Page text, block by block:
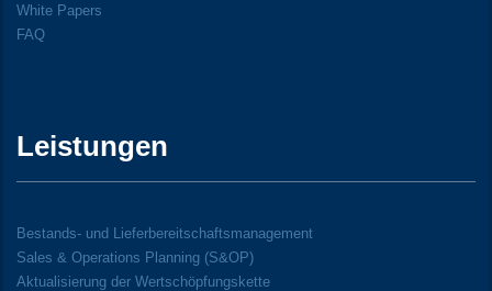
White Papers
FAQ
Leistungen
Bestands- und Lieferbereitschaftsmanagement
Sales & Operations Planning (S&OP)
Aktualisierung der Wertschöpfungskette